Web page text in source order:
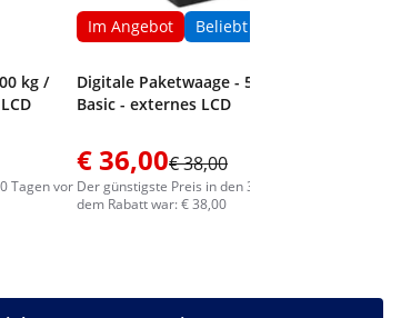
kg /
Tagen vor
Im Angebot Beliebt
Digitale Paketwaage - 50 kg / 2 g -
Basic - externes LCD
€ 36,00€ 38,00
Der günstigste Preis in den 30 Tagen vor
dem Rabatt war: € 38,00